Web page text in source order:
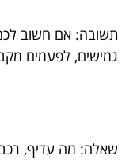
תשובה: אם חשוב
גמישים, לפעמים
שאלה: מה עדיף, רכב